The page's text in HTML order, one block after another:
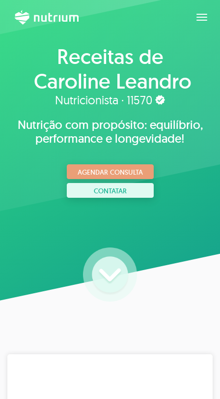
Receitas de
Caroline Leandro
Nutricionista · 11570
Nutrição com propósito: equilíbrio,
performance e longevidade!
AGENDAR CONSULTA
CONTATAR